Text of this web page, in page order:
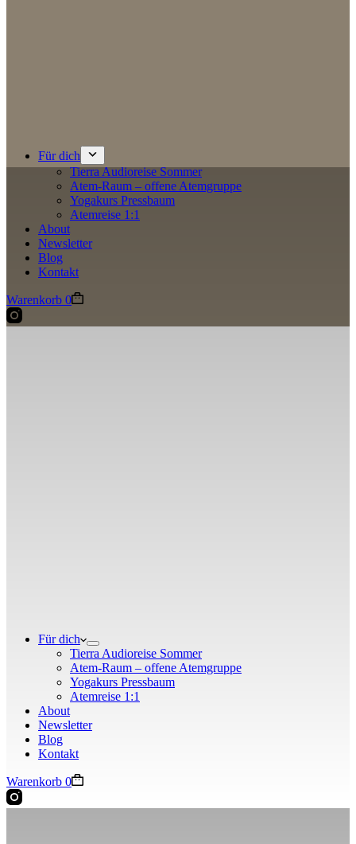
Für dich
Tierra Audioreise Sommer
Atem-Raum – offene Atemgruppe
Yogakurs Pressbaum
Atemreise 1:1
About
Newsletter
Blog
Kontakt
Warenkorb 0
Für dich
Tierra Audioreise Sommer
Atem-Raum – offene Atemgruppe
Yogakurs Pressbaum
Atemreise 1:1
About
Newsletter
Blog
Kontakt
Warenkorb 0